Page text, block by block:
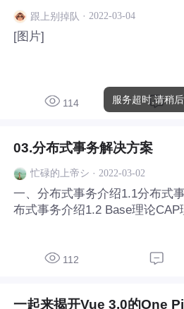
还不熟，需要
跟上别掉队 · 2022-03-04
[图片]
114
03.分布式事务解决方案
忙碌的上帝シ · 2022-03-02
一、分布式事务介绍1.1分布式
布式事务介绍1.2 Base理论CAP
保证了可用性，舍弃了一致性。
112
一起来揭开Vue 3.0的One
服务超时,请稍